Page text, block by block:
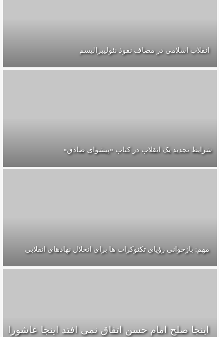
انقلاب اسلامی در مصاف نفوذ نئولیبرالیسم
شرایط تجدید یک انقلاب در کتاب «پیشوای صادق»
مهم: بازخوانی رؤیای تکنوکرات ها برای انحلال نهادهای انقلابی
اينجا صلح امام حسن اتفاق نمى افتد اينجا عاشورا